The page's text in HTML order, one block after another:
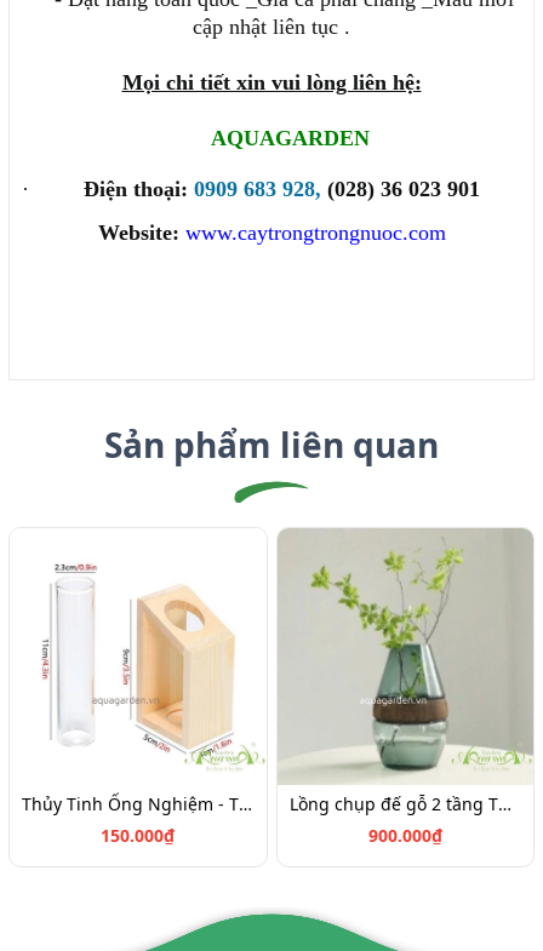
cập nhật liên tục .
Mọi chi tiết xin vui lòng liên hệ:
AQUAGARDEN
· Điện thoại: 0909 683 928, (028) 36 023 901
Website: www.caytrongtrongnuoc.com
Sản phẩm liên quan
Thủy Tinh Ống Nghiệm - Thủy Tinh AquaGarden
150.000₫
Lồng chụp đế gỗ 2 tầng Thủy tinh
900.000₫